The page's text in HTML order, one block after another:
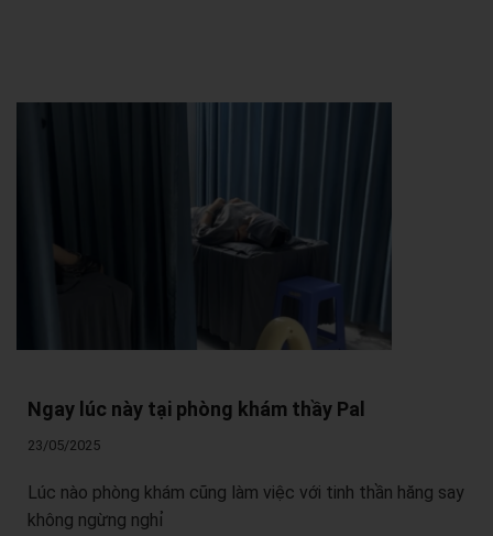
Ngay lúc này tại phòng khám thầy Pal
23/05/2025
Lúc nào phòng khám cũng làm việc với tinh thần hăng say
không ngừng nghỉ